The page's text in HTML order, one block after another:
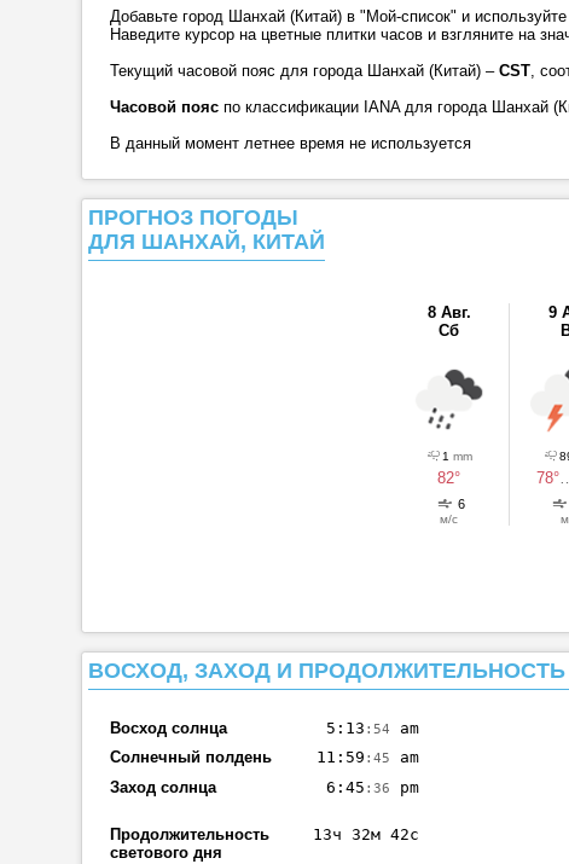
Добавьте город Шанхай (Китай) в "Мой-список" и
Наведите курсор на цветные плитки часов и взгляните на
Текущий часовой пояс для города Шанхай (Китай) – CST,
Часовой пояспо классификации IANA для города Шанхай
В данный момент летнее время не используется
ПРОГНОЗ ПОГОДЫ
ДЛЯ ШАНХАЙ, КИТАЙ
8 Авг.
Сб
1 mm
82°
6
м/с
9
78°
ВОСХОД, ЗАХОД И
Восход солнца 5:13 :54
am
Солнечный полдень
11:59 :45
am
Заход солнца
6:45 :36 pm
Продолжительность
светового дня
13ч 32м 42с